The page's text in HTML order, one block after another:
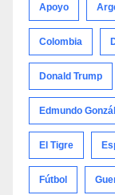
Apoyo
Colombia
Donald Trump
Edmundo
El Tigre
Fútbol